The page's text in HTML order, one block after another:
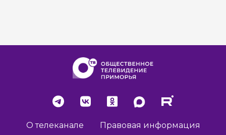
О телеканале Правовая информация